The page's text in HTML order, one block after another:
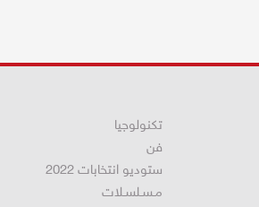
تكنولوجيا
فن
ستوديو انتخابات 2022
مـسـلسـلات